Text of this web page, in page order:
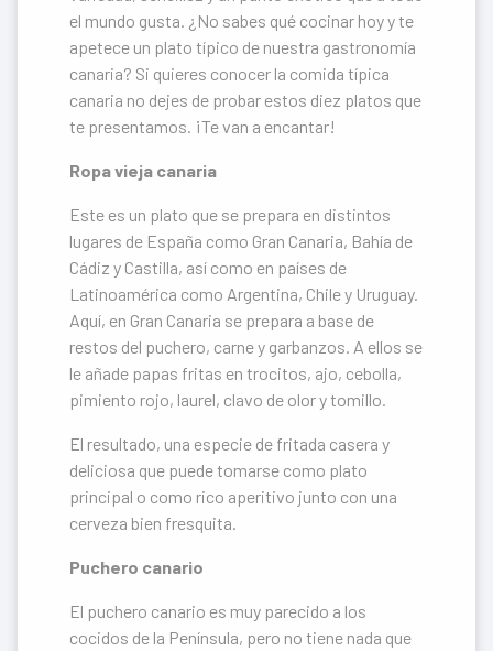
el mundo gusta. ¿No sabes qué cocinar hoy y te
apetece un plato típico de nuestra gastronomía
canaria? Si quieres conocer la comida típica
canaria no dejes de probar estos diez platos que
te presentamos. ¡Te van a encantar!
Ropa vieja canaria
Este es un plato que se prepara en distintos
lugares de España como Gran Canaria, Bahía de
Cádiz y Castilla, así como en países de
Latinoamérica como Argentina, Chile y Uruguay.
Aquí, en Gran Canaria se prepara a base de
restos del puchero, carne y garbanzos. A ellos se
le añade papas fritas en trocitos, ajo, cebolla,
pimiento rojo, laurel, clavo de olor y tomillo.
El resultado, una especie de fritada casera y
deliciosa que puede tomarse como plato
principal o como rico aperitivo junto con una
cerveza bien fresquita.
Puchero canario
El puchero canario es muy parecido a los
cocidos de la Península, pero no tiene nada que